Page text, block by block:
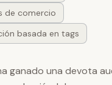
de comercio
basada en tags
ganado una devota